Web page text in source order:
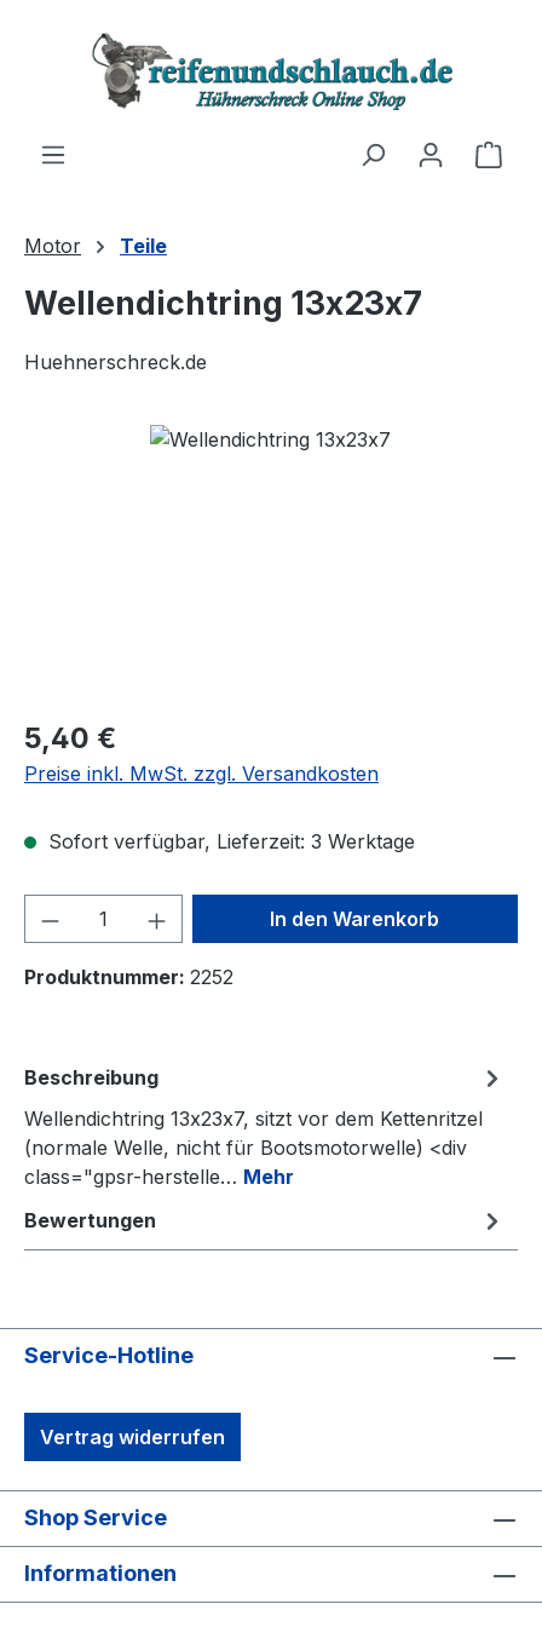
Zum Hauptinhalt springen
Motor Teile
Wellendichtring 13x23x7
Huehnerschreck.de
Bildergalerie überspringen
Regulärer Preis:
5,40 €
Preise inkl. MwSt. zzgl. Versandkosten
Sofort verfügbar, Lieferzeit: 3 Werktage
Produkt Anzahl: Gib denIn den Warenkorb
Produktnummer: 2252
Beschreibung
Wellendichtring 13x23x7, sitzt vor dem Kettenritzel
(normale Welle, nicht für Bootsmotorwelle) <div
class="gpsr-herstelle… Mehr
Bewertungen
Service-Hotline
Vertrag widerrufen
Shop Service
Informationen